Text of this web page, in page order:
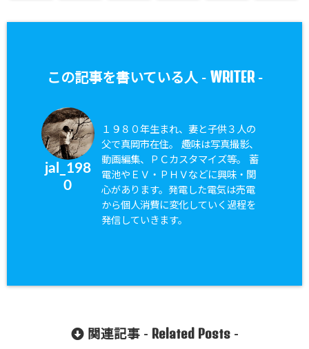
この記事を書いている人 - WRITER-
jal_198
0
１９８０年生まれ、妻と子供３人の
父で真岡市在住。 趣味は写真撮影、
動画編集、ＰＣカスタマイズ等。 蓄
電池やＥＶ・ＰＨＶなどに興味・関
心があります。発電した電気は売電
から個人消費に変化していく過程を
発信していきます。
関連記事 - Related Posts-